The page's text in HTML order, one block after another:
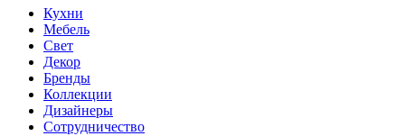
Кухни
Мебель
Свет
Декор
Бренды
Коллекции
Дизайнеры
Сотрудничество